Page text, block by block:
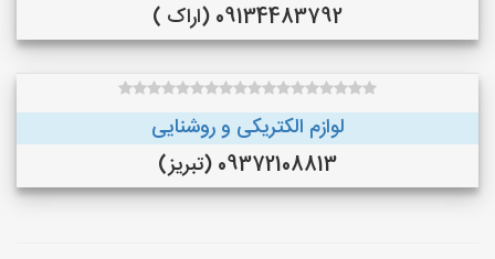
09134483792 (اراک )
لوازم الکتریکی و روشنایی
09372108813 (تبریز)